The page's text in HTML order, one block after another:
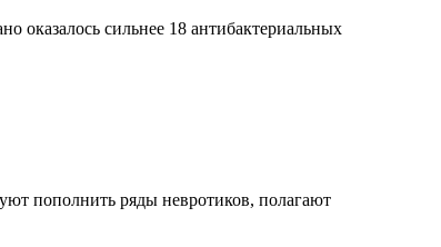
оказалось сильнее 18 антибактериальных
пополнить ряды невротиков, полагают